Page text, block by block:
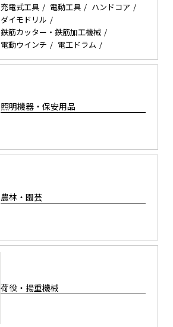
充電式工具 電動工具
ハンドコア
ダイモドリル
鉄筋カッター・鉄筋加工機械
電動ウインチ
電工ドラム
照明機器・保安用品
農林・園芸
荷役・揚重機械